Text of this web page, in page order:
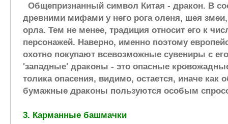
Общепризнанный символ Китая - дракон. В
древними мифами у него рога оленя, шея змеи,
орла. Тем не менее, традиция относит его к
персонажей. Наверно, именно поэтому
охотно покупают всевозможные сувениры с
'западные' драконы - это опасные
толика опасения, видимо, остается, иначе как
бумажные драконы пользуются особым
3. Карманные башмачки